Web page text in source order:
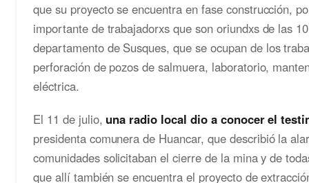
que su proyecto se encuentra en fase construcción,
importante de trabajadorxs que son oriundxs de las
departamento de Susques, que se ocupan de los
perforación de pozos de salmuera, laboratorio,
eléctrica.
El 11 de julio, una radio local dio a conocer el
presidenta comunera de Huancar, que describió la
comunidades solicitaban el cierre de la mina y de
que allí también se encuentra el proyecto de